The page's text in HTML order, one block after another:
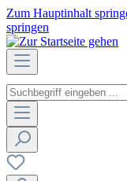
Zum Hauptinhalt
springen